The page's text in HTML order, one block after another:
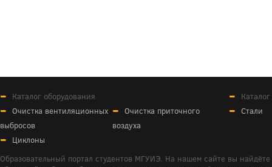
Каталог оборудования
Очистка вентиляционных
выбросов
Очистка приточного
воздуха
Циклоны
Стали
Образовательный портал студентов МГУИЭ. На нашем сайте вы